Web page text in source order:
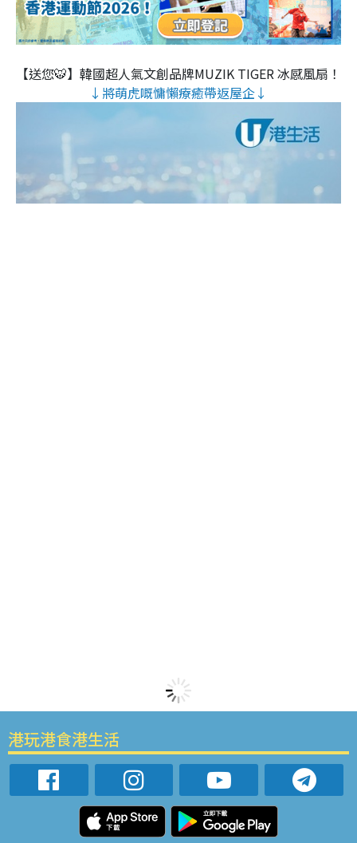
【送您🐯】韓國超人氣文創品牌MUZIK TIGER 冰感風扇！
↓將萌虎嘅慵懶療癒帶返屋企↓
港玩港食港生活